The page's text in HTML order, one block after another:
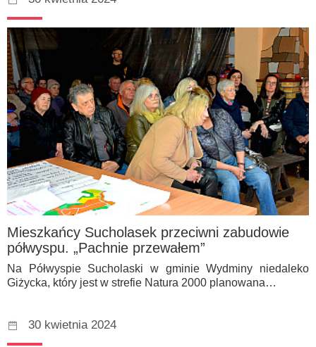
Mieszkańcy Sucholasek przeciwni zabudowie
półwyspu. „Pachnie przewałem”
Na Półwyspie Sucholaski w gminie Wydminy niedaleko
Giżycka, który jest w strefie Natura 2000 planowana…
30 kwietnia 2024